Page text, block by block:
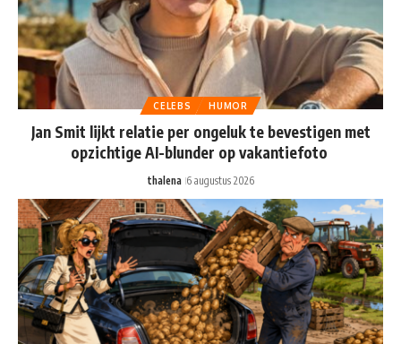
CELEBS HUMOR
Jan Smit lijkt relatie per ongeluk te bevestigen met
opzichtige AI-blunder op vakantiefoto
thalena 6 augustus 2026